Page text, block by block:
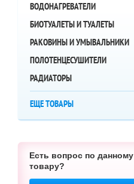
ВОДОНАГРЕВАТЕЛИ
БИОТУАЛЕТЫ И ТУАЛЕТЫ
РАКОВИНЫ И УМЫВАЛЬНИКИ
ПОЛОТЕНЦЕСУШИТЕЛИ
РАДИАТОРЫ
ЕЩЕ ТОВАРЫ
Есть вопрос по данному
товару?